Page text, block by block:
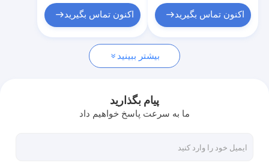
با ما تماس بگیرید
جوشکار ARC MMA استفاده صنعتی
اکنون تماس بگیرید اکنون تماس بگیرید
بیشتر ببینید
پیام بگذارید
ما به سرعت پاسخ خواهیم داد